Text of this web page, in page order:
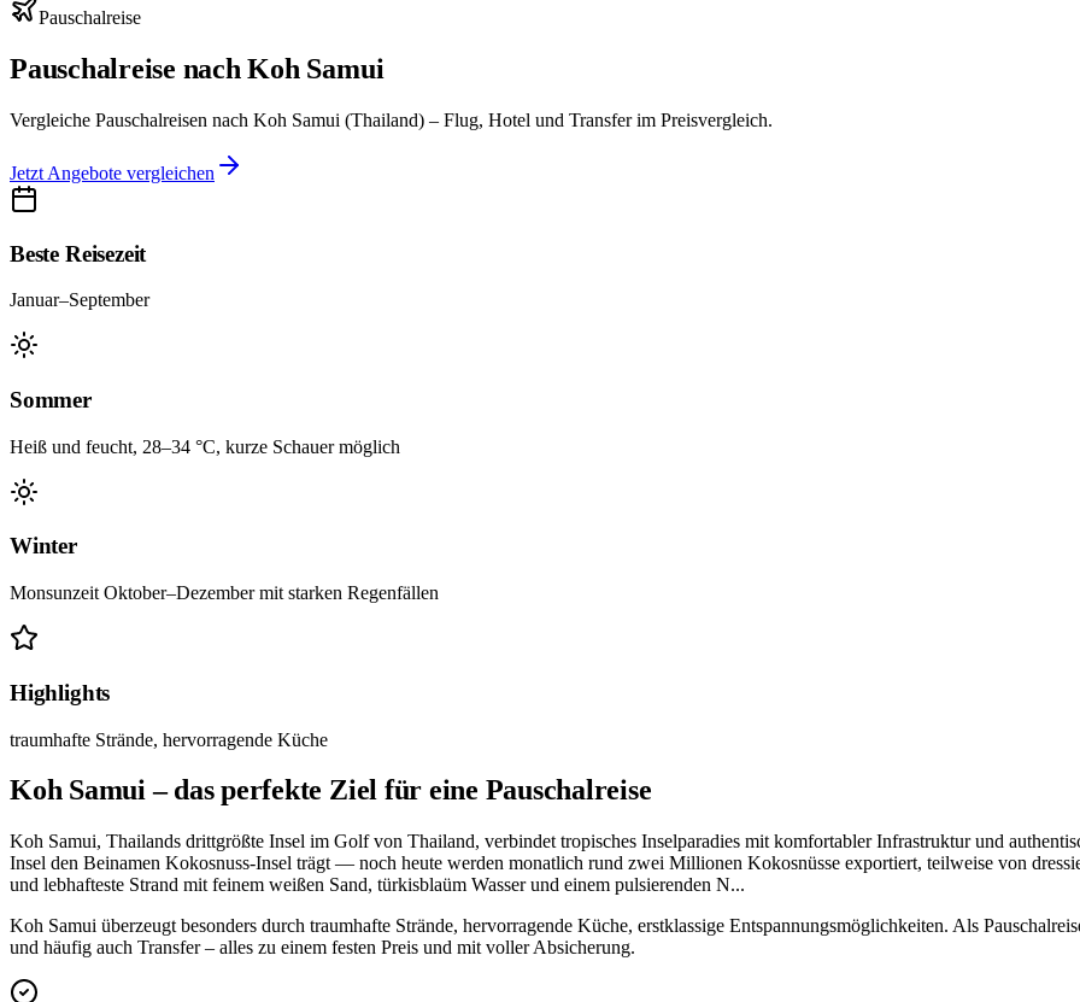
Pauschalreise
Pauschalreise nach Koh Samui
Vergleiche Pauschalreisen nach Koh Samui (Thailand) – Flug, Hotel und Transfer im Preisvergleich.
Jetzt Angebote vergleichen
Beste Reisezeit
Januar–September
Sommer
Heiß und feucht, 28–34 °C, kurze Schauer möglich
Winter
Monsunzeit Oktober–Dezember mit starken Regenfällen
Highlights
traumhafte Strände, hervorragende Küche
Koh Samui – das perfekte Ziel für eine Pauschalreise
Koh Samui, Thailands drittgrößte Insel im Golf von Thailand, verbindet tropisches Inselparadies mit komfortabler Infrastruktur und
Insel den Beinamen Kokosnuss-Insel trägt — noch heute werden monatlich rund zwei Millionen Kokosnüsse exportiert, teilweise von
und lebhafteste Strand mit feinem weißen Sand, türkisblaüm Wasser und einem pulsierenden N...
Koh Samui überzeugt besonders durch traumhafte Strände, hervorragende Küche, erstklassige Entspannungsmöglichkeiten. Als
und häufig auch Transfer – alles zu einem festen Preis und mit voller Absicherung.